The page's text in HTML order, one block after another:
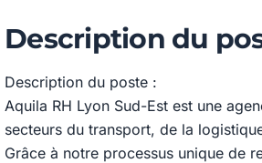
Description du
Description du poste :
Aquila RH Lyon Sud-Est est une
secteurs du transport, de la
Grâce à notre processus unique de